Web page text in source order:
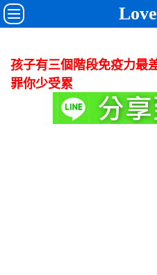
孩子有三個階段免疫力最
罪你少受累